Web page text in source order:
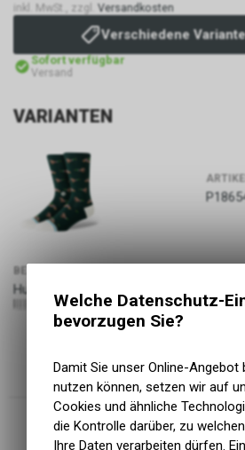
inkl. MwSt., zzgl. Versandkosten
Verschiedene
Sofort verfügbar
Versand
VARIANTEN
BEZEICHNUNG
Huntin Crew, pine, Grösse M
190107645959 16.90
Welche Datenschutz-
bevorzugen Sie?
Damit Sie unser Online-Angebot
nutzen können, setzen wir auf
Cookies und ähnliche
die Kontrolle darüber, zu
Ihre Daten verarbeiten dürfen.